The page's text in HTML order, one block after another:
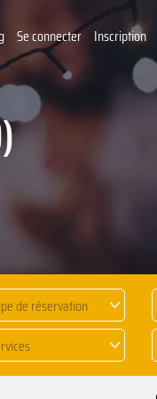
Se connecter Inscription
de réservation